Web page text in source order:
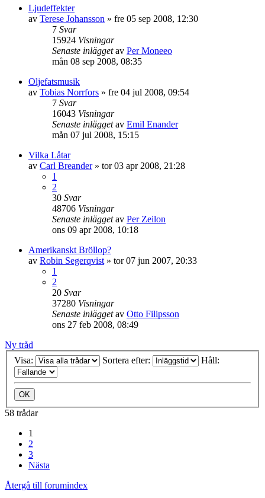
Ljudeffekter
av Terese Johansson » fre 05 sep 2008, 12:30
7 Svar
15924 Visningar
Senaste inläggetav Per Moneeo
mån 08 sep 2008, 08:35
Oljefatsmusik
av Tobias Norrfors » fre 04 jul 2008, 09:54
7 Svar
16043 Visningar
Senaste inläggetav Emil Enander
mån 07 jul 2008, 15:15
Vilka Låtar
av Carl Breander» tor 03 apr 2008, 21:28
1
2
30 Svar
48706 Visningar
Senaste inläggetav Per Zeilon
ons 09 apr 2008, 10:18
Amerikanskt Bröllop?
av Robin Segerqvist » tor 07 jun 2007, 20:33
1
2
20 Svar
37280 Visningar
Senaste inläggetav Otto Filipsson
ons 27 feb 2008, 08:49
Ny tråd
Visa:
Sortera efter: Håll:
58 trådar
1
2
3
Nästa
Återgå till forumindex